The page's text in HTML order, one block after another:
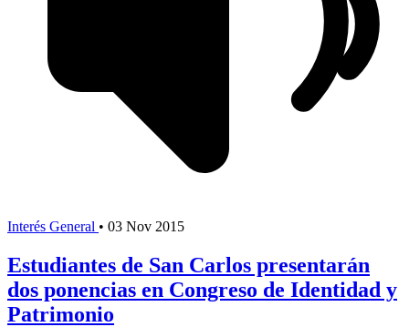
Interés General • 03 Nov 2015
Estudiantes de San Carlos presentarán
dos ponencias en Congreso de Identidad y
Patrimonio